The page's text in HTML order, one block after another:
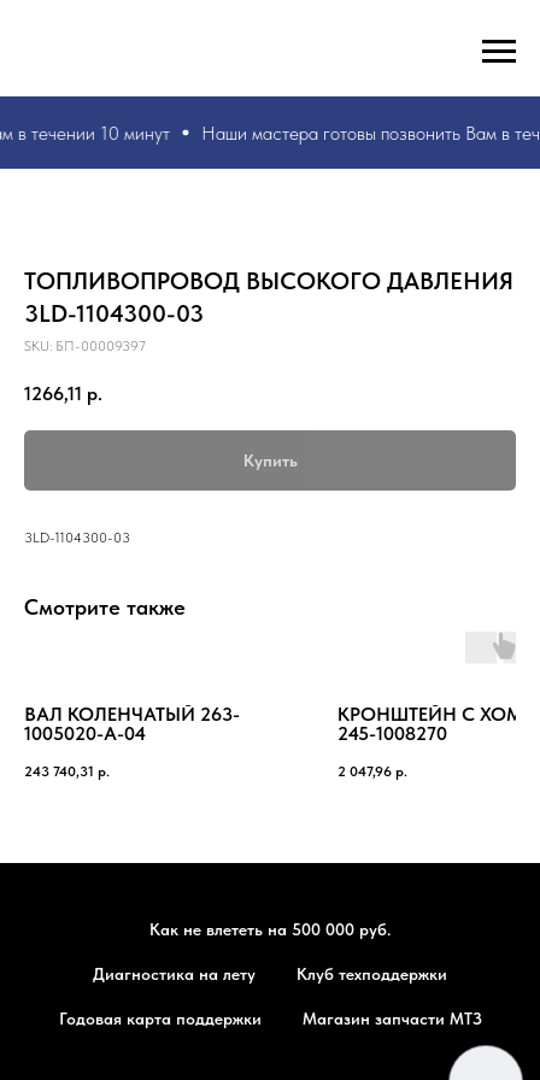
в течении 10 минут Наши мастера готовы позвонить Вам в
ТОПЛИВОПРОВОД ВЫСОКОГО ДАВЛЕНИЯ
3LD-1104300-03
SKU: БП-00009397
1266,11 р.
Купить
3LD-1104300-03
Смотрите также
ВАЛ КОЛЕНЧАТЫЙ 263-
1005020-А-04
243 740,31 р.
КРОНШТЕЙН С
245-1008270
2 047,96 р.
Как не влететь на 500 000 руб.
Диагностика на лету Клуб техподдержки
Годовая карта поддержки Магазин запчасти МТЗ